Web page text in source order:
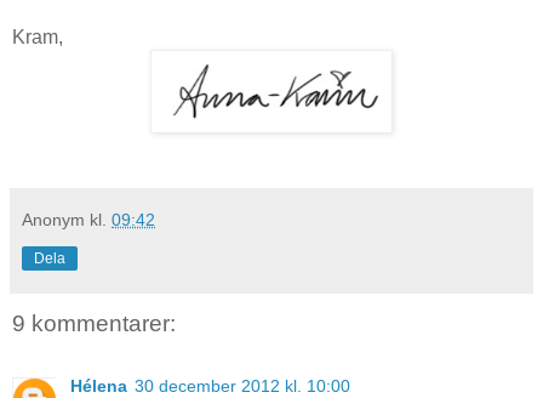
Kram,
Anonym kl. 09:42
Dela
9 kommentarer:
Hélena 30 december 2012 kl. 10:00